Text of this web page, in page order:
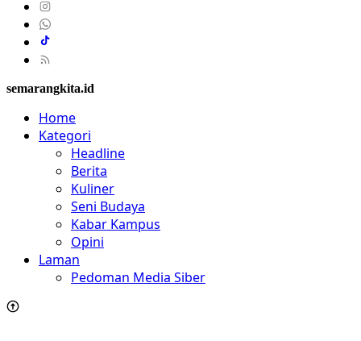
semarangkita.id
Home
Kategori
Headline
Berita
Kuliner
Seni Budaya
Kabar Kampus
Opini
Laman
Pedoman Media Siber